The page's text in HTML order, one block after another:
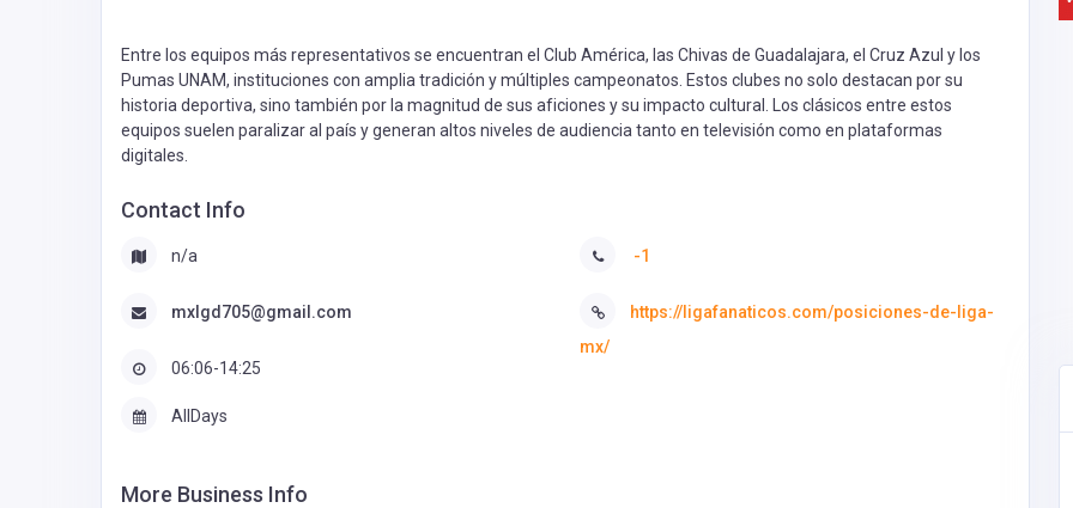
Entre los equipos más representativos se encuentran el Club América, las Chivas de Guadalajara, el Cruz Azul y los
Pumas UNAM, instituciones con amplia tradición y múltiples campeonatos. Estos clubes no solo destacan por su
historia deportiva, sino también por la magnitud de sus aficiones y su impacto cultural. Los clásicos entre estos
equipos suelen paralizar al país y generan altos niveles de audiencia tanto en televisión como en plataformas
digitales.
Contact Info
n/a
mxlgd705@gmail.com
06:06-14:25
-1
https://ligafanaticos.com/posiciones-de-liga-
mx/
AllDays
More Business Info